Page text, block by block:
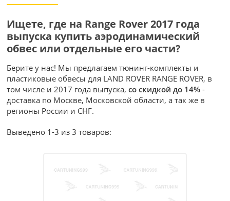
Ищете, где на Range Rover 2017 года
выпуска купить аэродинамический
обвес или отдельные его части?
Берите у нас! Мы предлагаем тюнинг-комплекты и
пластиковые обвесы для LAND ROVER RANGE ROVER, в
том числе и 2017 года выпуска,со скидкой до 14% -
доставка по Москве, Московской области, а так же в
регионы России и СНГ.
Выведено 1-3 из 3 товаров: